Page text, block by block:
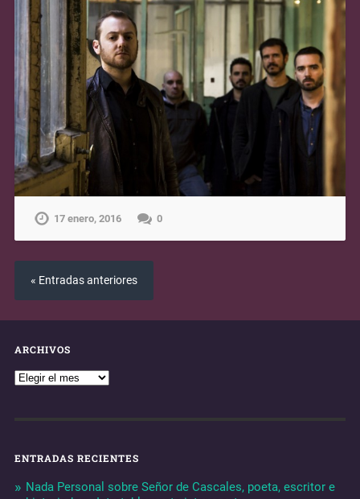
17 enero, 2016 0
« Entradas anteriores
ARCHIVOS
ENTRADAS RECIENTES
Nada Personal sobre Señor de Cascales, poeta, escritor e